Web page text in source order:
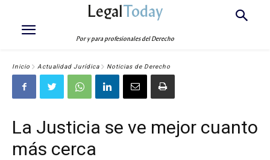
LegalToday
Por y para profesionales del Derecho
Inicio Actualidad Jurídica Noticias de Derecho
La Justicia se ve mejor cuanto
más cerca